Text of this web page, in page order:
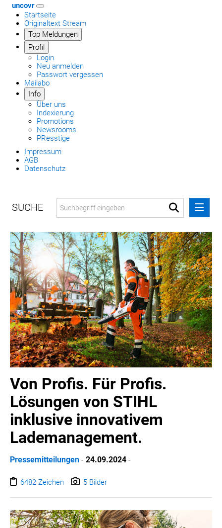
uncovr
Startseite
Originaltext Stream
Top Meldungen
Profil
Login
Neu anmelden
Passwort vergessen
Mailabo
Info
Über uns
Indexierung
Promotions
Newsrooms
PResstige
Impressum
AGB
Datenschutz
MELDUNGEN
PRESSEMITTEILUNGEN
MEDIA
PRESSEBILDER
PRESSEKONTAKT
Von Profis. Für Profis.
Lösungen von STIHL
inklusive innovativem
Lademanagement.
Pressemitteilungen - 24.09.2024 -
6482 Zeichen 5 Bilder